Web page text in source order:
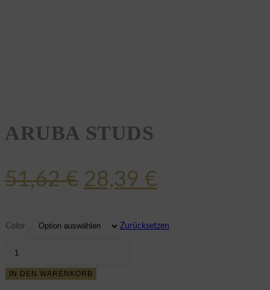
ARUBA STUDS
51,62€ Ursprünglicher
war:
28,39 €
ist:
Color Zurücksetzen
Menge
IN DEN WARENKORB